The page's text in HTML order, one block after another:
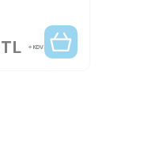
TL KDV